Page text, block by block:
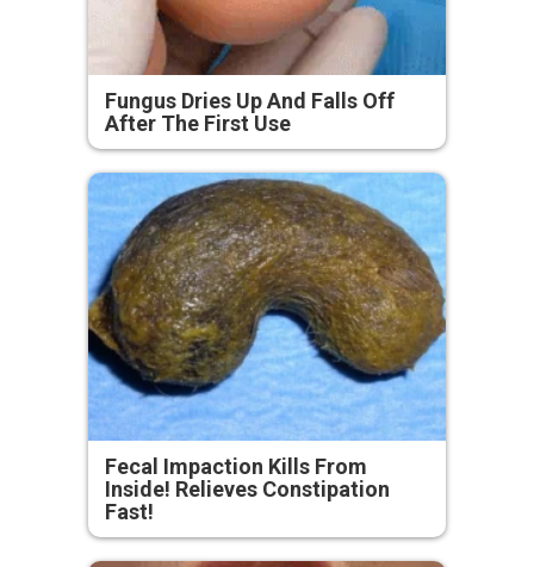
Fungus Dries Up And Falls Off
After The First Use
Fecal Impaction Kills From
Inside! Relieves Constipation
Fast!